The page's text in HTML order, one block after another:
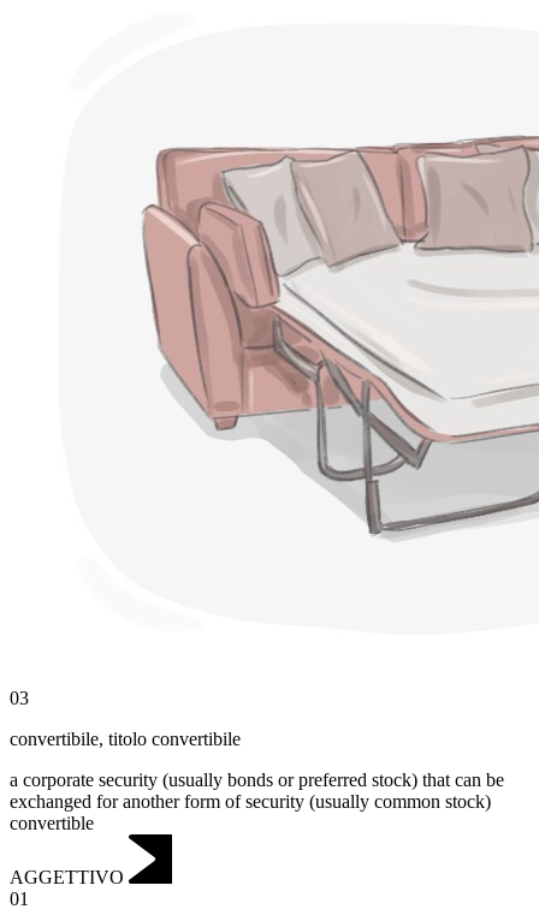
03
convertibile, titolo convertibile
a corporate security (usually bonds or preferred stock) that can be
exchanged for another form of security (usually common stock)
convertible
AGGETTIVO
01